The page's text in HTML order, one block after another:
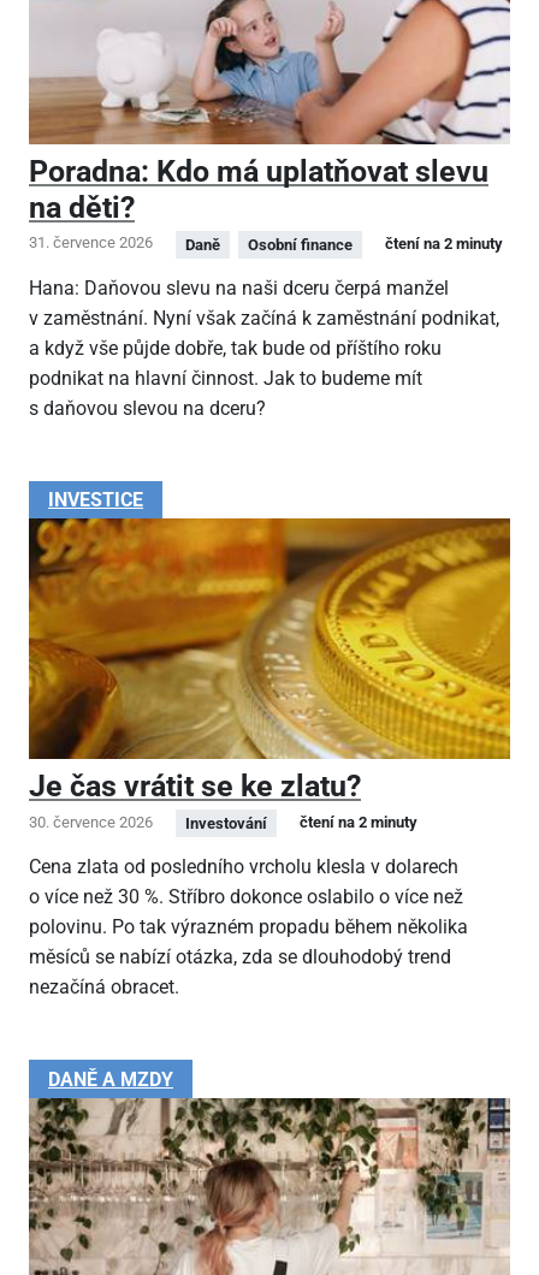
Poradna: Kdo má uplatňovat slevu
na děti?
31. července 2026 Daně Osobní finance čtení na 2 minuty
Hana: Daňovou slevu na naši dceru čerpá manžel
v zaměstnání. Nyní však začíná k zaměstnání podnikat,
a když vše půjde dobře, tak bude od příštího roku
podnikat na hlavní činnost. Jak to budeme mít
s daňovou slevou na dceru?
INVESTICE
Je čas vrátit se ke zlatu?
30. července 2026 Investování čtení na 2 minuty
Cena zlata od posledního vrcholu klesla v dolarech
o více než 30 %. Stříbro dokonce oslabilo o více než
polovinu. Po tak výrazném propadu během několika
měsíců se nabízí otázka, zda se dlouhodobý trend
nezačíná obracet.
DANĚ A MZDY